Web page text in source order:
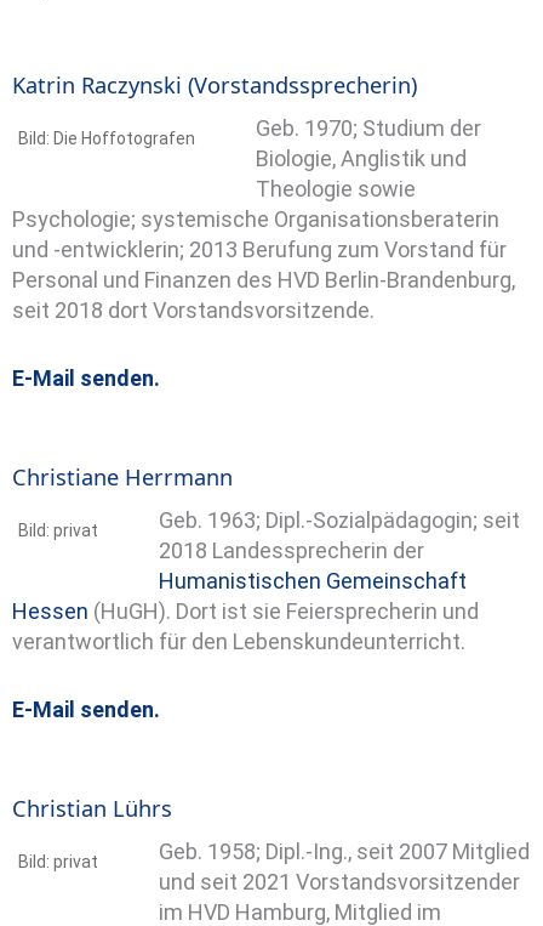
Katrin Raczynski (Vorstandssprecherin)
Bild: Die Hoffotografen
Geb. 1970; Studium der
Biologie, Anglistik und
Theologie sowie
Psychologie; systemische Organisationsberaterin
und -entwicklerin; 2013 Berufung zum Vorstand für
Personal und Finanzen des HVD Berlin-Brandenburg,
seit 2018 dort Vorstandsvorsitzende.
E-Mail senden.
Christiane Herrmann
Bild: privat
Geb. 1963; Dipl.-Sozialpädagogin; seit
2018 Landessprecherin der
Humanistischen Gemeinschaft
Hessen (HuGH). Dort ist sie Feiersprecherin und
verantwortlich für den Lebenskundeunterricht.
E-Mail senden.
Christian Lührs
Bild: privat
Geb. 1958; Dipl.-Ing., seit 2007 Mitglied
und seit 2021 Vorstandsvorsitzender
im HVD Hamburg, Mitglied im